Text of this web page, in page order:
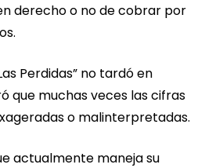
derecho o no de cobrar por
Perdidas” no tardó en
que muchas veces las cifras
o malinterpretadas.
actualmente maneja su